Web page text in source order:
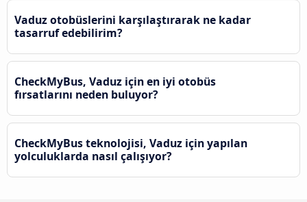
Vaduz otobüslerini karşılaştırarak ne kadar
tasarruf edebilirim?
CheckMyBus, Vaduz için en iyi otobüs
fırsatlarını neden buluyor?
CheckMyBus teknolojisi, Vaduz için yapılan
yolculuklarda nasıl çalışıyor?